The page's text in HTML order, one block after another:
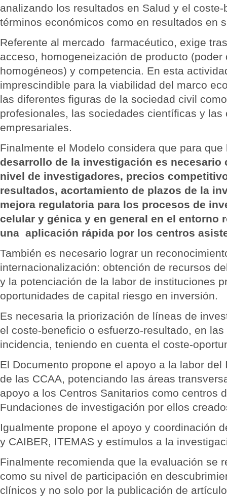
analizando los resultados en Salud y el
términos económicos como en resultados en
Referente al mercado farmacéutico, exige
acceso, homogeneización de producto (poder
homogéneos) y competencia. En esta
imprescindible para la viabilidad del marco
las diferentes figuras de la sociedad civil
profesionales, las sociedades científicas y las
empresariales.
Finalmente el Modelo considera que para
desarrollo de la investigación es necesario
nivel de investigadores, precios
resultados, acortamiento de plazos de la
mejora regulatoria para los procesos de
celular y génica y en general en el entorno
una aplicación rápida por los centros
También es necesario lograr un
internacionalización: obtención de recursos
y la potenciación de la labor de instituciones
oportunidades de capital riesgo en inversión.
Es necesaria la priorización de líneas de
el coste-beneficio o esfuerzo-resultado, en
incidencia, teniendo en cuenta el coste-
El Documento propone el apoyo a la labor del
de las CCAA, potenciando las áreas
apoyo a los Centros Sanitarios como centros
Fundaciones de investigación por ellos
Igualmente propone el apoyo y coordinación
y CAIBER, ITEMAS y estímulos a la
Finalmente recomienda que la evaluación se
como su nivel de participación en
clínicos y no solo por la publicación de